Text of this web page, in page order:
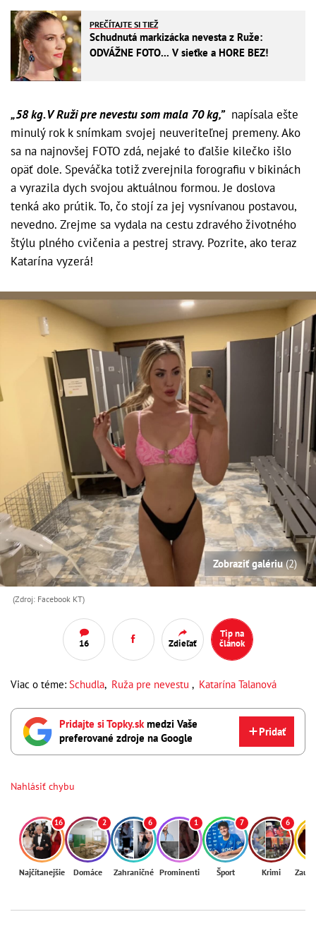
PREČÍTAJTE SI TIEŽ
Schudnutá markizácka nevesta z Ruže:
ODVÁŽNE FOTO... V sieťke a HORE BEZ!
„58 kg. V Ruži pre nevestu som mala 70 kg,”napísala ešte
minulý rok k snímkam svojej neuveriteľnej premeny. Ako
sa na najnovšej FOTO zdá, nejaké to ďalšie kilečko išlo
opäť dole. Speváčka totiž zverejnila forografiu v bikinách
a vyrazila dych svojou aktuálnou formou. Je doslova
tenká ako prútik. To, čo stojí za jej vysnívanou postavou,
nevedno. Zrejme sa vydala na cestu zdravého životného
štýlu plného cvičenia a pestrej stravy. Pozrite, ako teraz
Katarína vyzerá!
Zobraziť galériu(2)
(Zdroj: Facebook KT)
16 Zdieľať
Tip na
článok
Viac o téme: Schudla, Ruža pre nevestu , Katarína Talanová
Pridajte si Topky.skmedzi Vaše
preferované zdroje na Google
Pridať
Nahlásiť chybu
16
Najčítanejšie
2
Domáce
6
Zahraničné
1
Prominenti
7
Šport
6
Krimi